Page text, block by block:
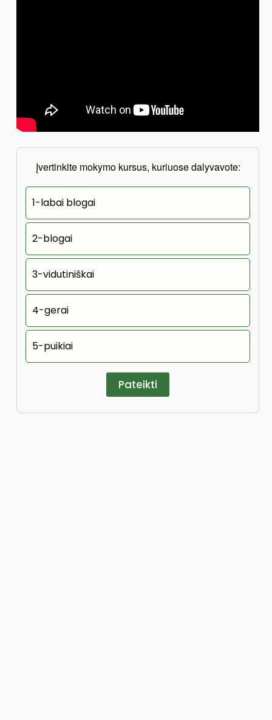
Įvertinkite mokymo kursus, kuriuose dalyvavote:
1-labai blogai
2-blogai
3-vidutiniškai
4-gerai
5-puikiai